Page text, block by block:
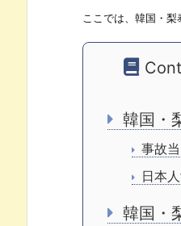
ここでは、韓国・
韓国・
事故
日本
韓国・